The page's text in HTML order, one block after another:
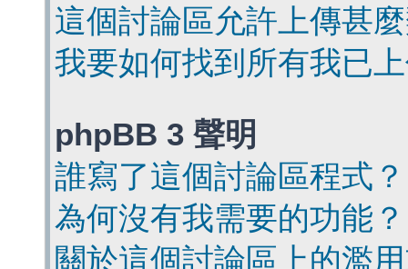
這個討論區允許上傳甚
我要如何找到所有我已
phpBB 3 聲明
誰寫了這個討論區程式？
為何沒有我需要的功能？
關於這個討論區上的濫